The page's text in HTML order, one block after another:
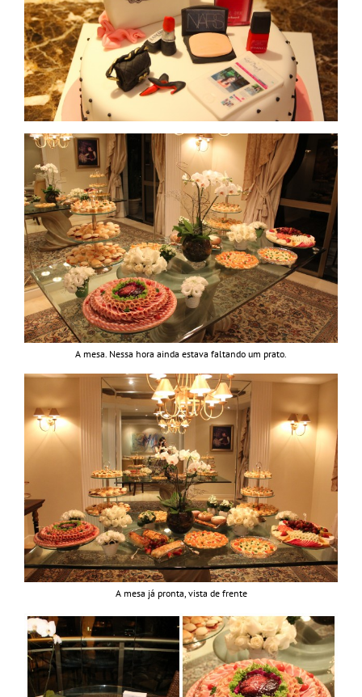
A mesa. Nessa hora ainda estava faltando um prato.
A mesa já pronta, vista de frente